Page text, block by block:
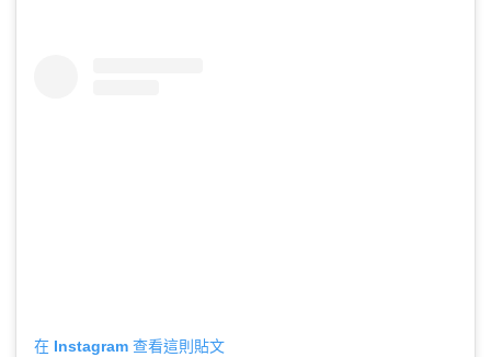
在 Instagram 查看這則貼文